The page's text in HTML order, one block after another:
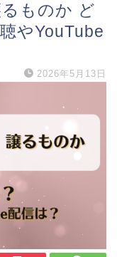
ものか ど
やYouTube
2026年5月13日